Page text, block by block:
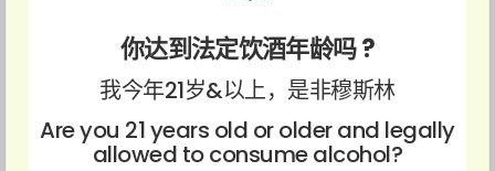
绝妙调和造就了有茶清香又有梅子香。入口先是
特绿茶香再来是甜甜梅酒，茶的发酵程度感觉较接
味，久喝不腻！ 搭配冰块的话整体甜度会降低很
你达到法定饮酒年龄吗 ?
我今年21岁&以上，是非穆斯林
Are you 21 years old or older and legally
allowed to consume alcohol?